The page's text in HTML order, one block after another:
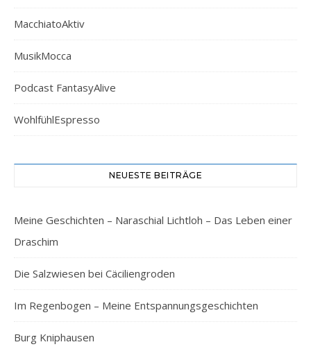
MacchiatoAktiv
MusikMocca
Podcast FantasyAlive
WohlfühlEspresso
NEUESTE BEITRÄGE
Meine Geschichten – Naraschial Lichtloh – Das Leben einer
Draschim
Die Salzwiesen bei Cäciliengroden
Im Regenbogen – Meine Entspannungsgeschichten
Burg Kniphausen